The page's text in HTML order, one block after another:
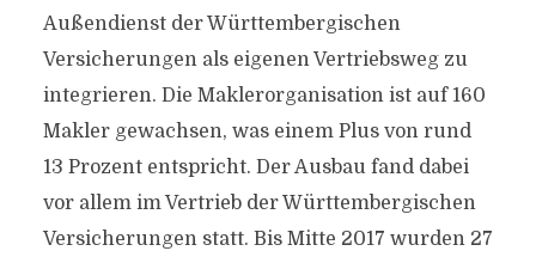
Außendienst der Württembergischen
Versicherungen als eigenen Vertriebsweg zu
integrieren. Die Maklerorganisation ist auf 160
Makler gewachsen, was einem Plus von rund
13 Prozent entspricht. Der Ausbau fand dabei
vor allem im Vertrieb der Württembergischen
Versicherungen statt. Bis Mitte 2017 wurden 27